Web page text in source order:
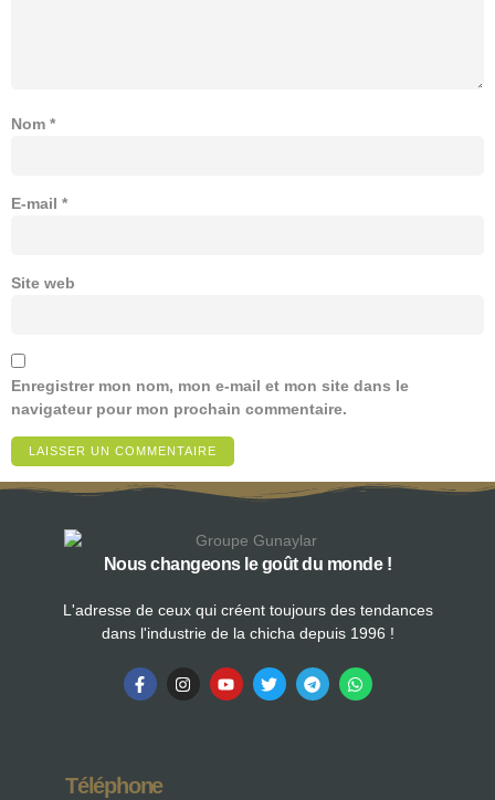
Nom *
E-mail *
Site web
Enregistrer mon nom, mon e-mail et mon site dans le
navigateur pour mon prochain commentaire.
Nous changeons le goût du monde !
L'adresse de ceux qui créent toujours des tendances
dans l'industrie de la chicha depuis 1996 !
Téléphone